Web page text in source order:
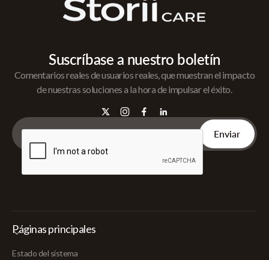
Suscríbase a nuestro boletín
Comentarios reales de usuarios reales, que muestran el impacto
de nuestras soluciones a la hora de impulsar el éxito.
Páginas principales
Estado del sistema